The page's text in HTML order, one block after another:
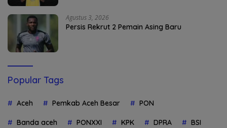
Agustus 3, 2026
Persis Rekrut 2 Pemain Asing Baru
Popular Tags
Aceh Pemkab Aceh Besar PON
Banda aceh PONXXI KPK DPRA BSI